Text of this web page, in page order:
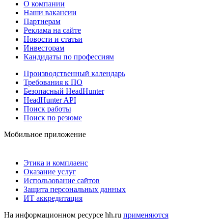
О компании
Наши вакансии
Партнерам
Реклама на сайте
Новости и статьи
Инвесторам
Кандидаты по профессиям
Производственный календарь
Требования к ПО
Безопасный HeadHunter
HeadHunter API
Поиск работы
Поиск по резюме
Мобильное приложение
Этика и комплаенс
Оказание услуг
Использование сайтов
Защита персональных данных
ИТ аккредитация
На информационном ресурсе hh.ru применяются